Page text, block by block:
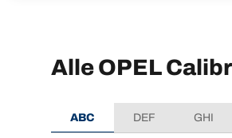
Alle OPEL
ABC DEF GHI